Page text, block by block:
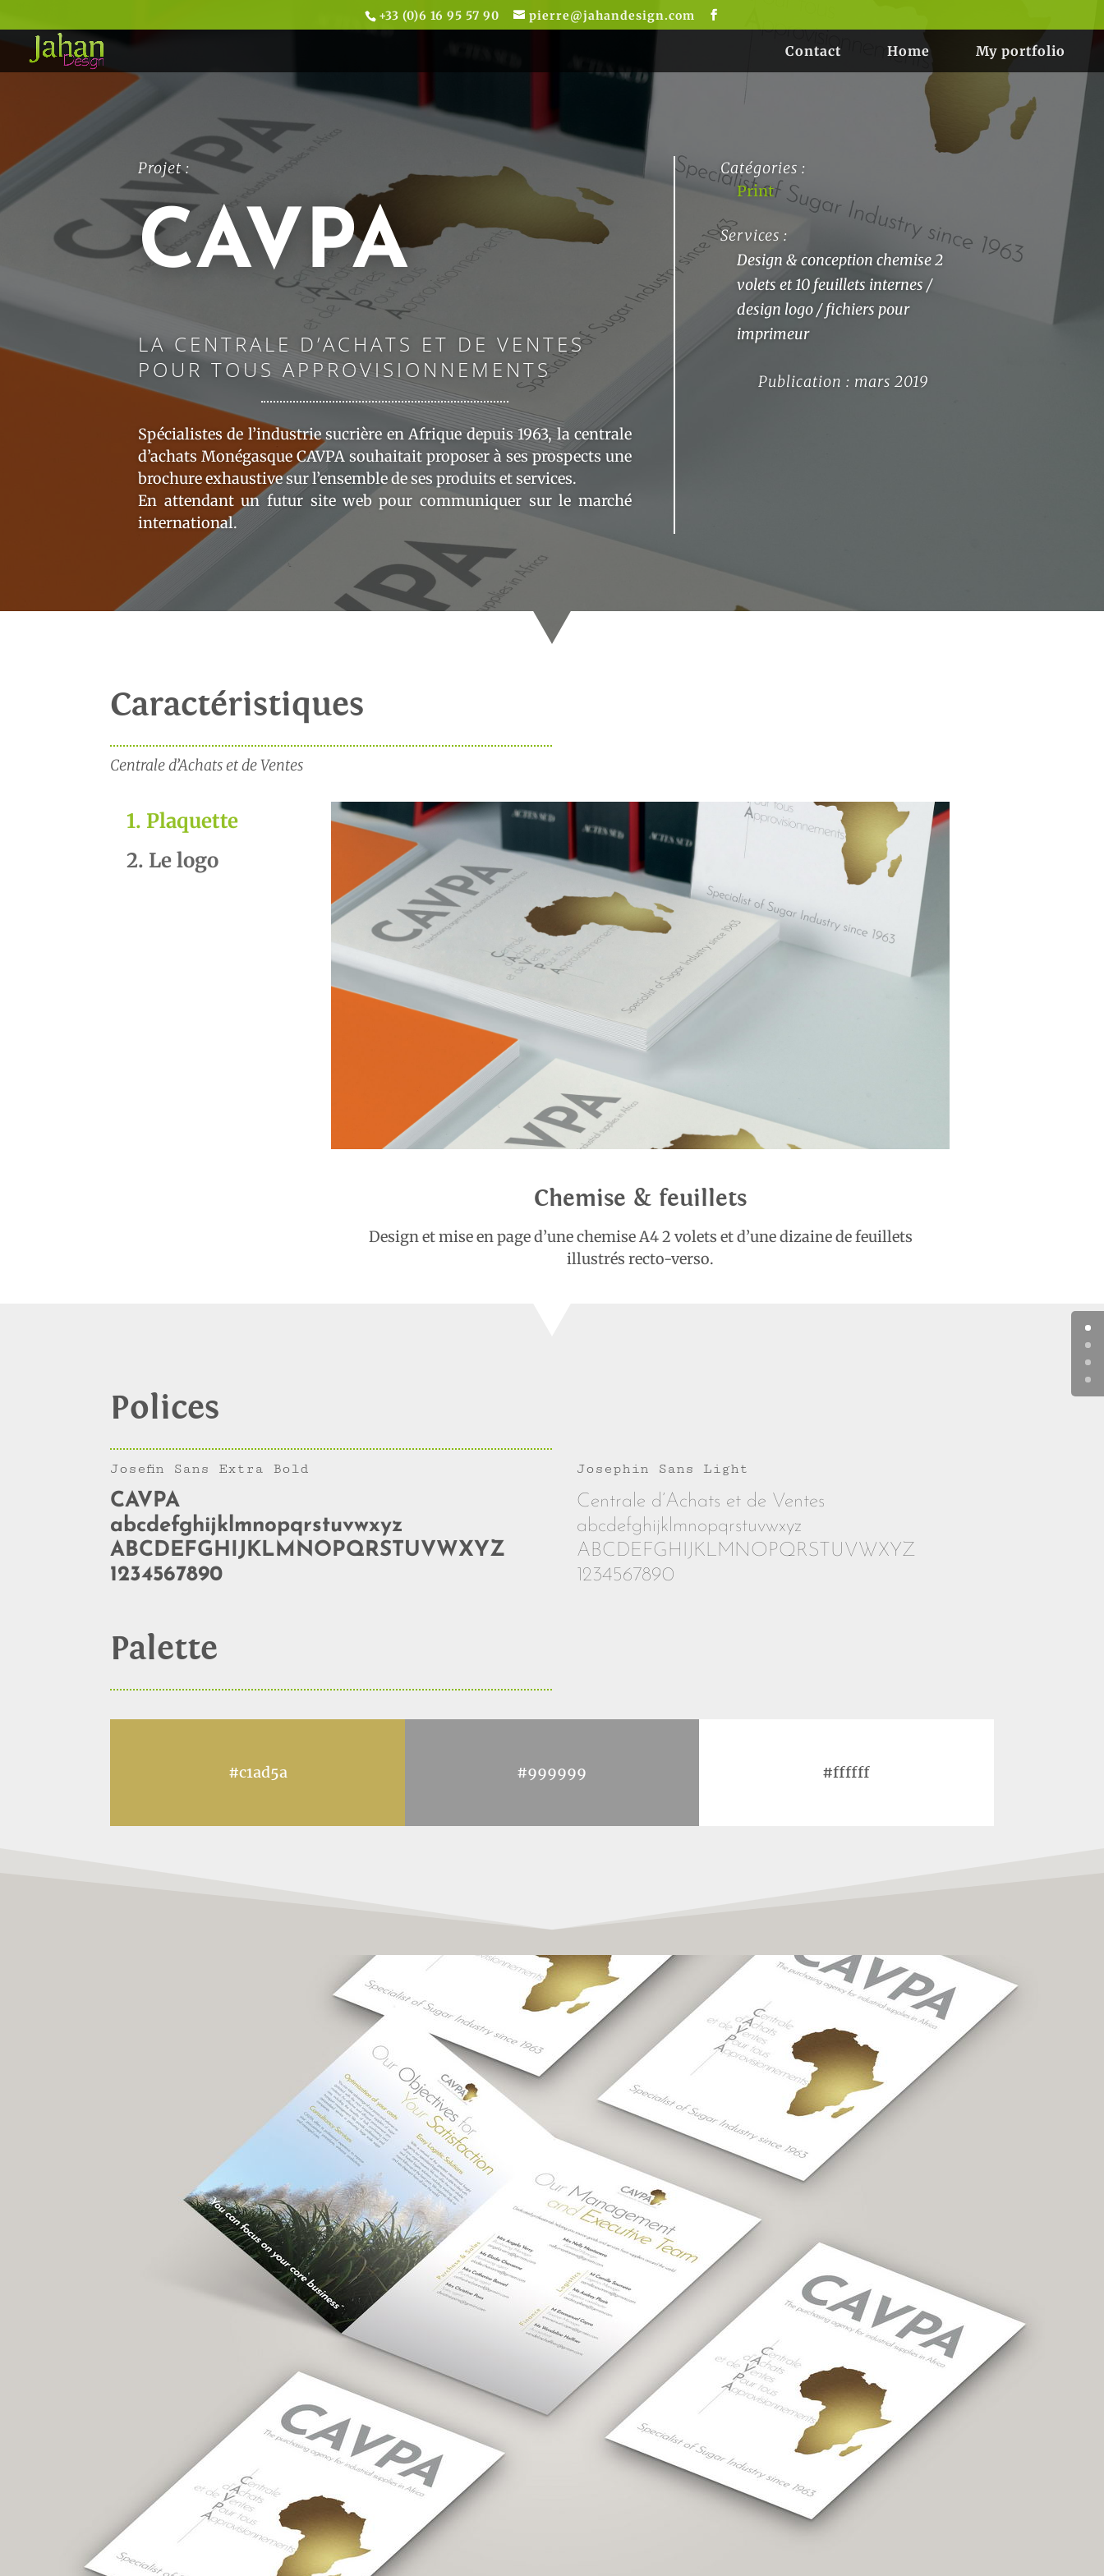
+33 (0)6 16 95 57 90 pierre@jahandesign.com
Contact Home My portfolio
Projet :
CAVPA
LA CENTRALE D’ACHATS ET DE VENTES
POUR TOUS APPROVISIONNEMENTS
Spécialistes de l’industrie sucrière en Afrique depuis 1963, la centrale
d’achats Monégasque CAVPA souhaitait proposer à ses prospects une
brochure exhaustive sur l’ensemble de ses produits et services.
En attendant un futur site web pour communiquer sur le marché
international.
Catégories :
Print
Services :
Design & conception chemise 2
volets et 10 feuillets internes /
design logo / fichiers pour
imprimeur
Publication : mars 2019
Caractéristiques
Centrale d’Achats et de Ventes
1. Plaquette
2. Le logo
Chemise & feuillets
Design et mise en page d’une chemise A4 2 volets et d’une dizaine de feuillets
illustrés recto-verso.
Polices
Josefin Sans Extra Bold
CAVPA
abcdefghijklmnopqrstuvwxyz
ABCDEFGHIJKLMNOPQRSTUVWXYZ
1234567890
Josephin Sans Light
Centrale d’Achats et de Ventes
abcdefghijklmnopqrstuvwxyz
ABCDEFGHIJKLMNOPQRSTUVWXYZ
1234567890
Palette
#c1ad5a #999999 #ffffff